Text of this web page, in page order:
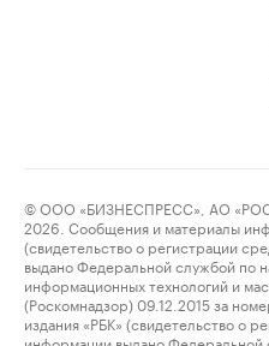
© ООО «БИЗНЕСПРЕСС», АО
2026. Сообщения и материалы
(свидетельство о регистрации
выдано Федеральной службой по
информационных технологий и
(Роскомнадзор) 09.12.2015 за
издания «РБК» (свидетельство о